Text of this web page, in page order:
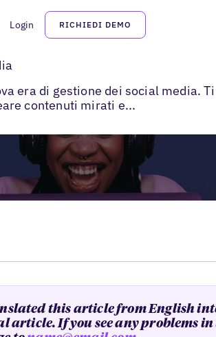
Login RICHIEDI DEMO
dei social media
era di gestione dei social media.
contenuti mirati e...
this article from English
article. If you see any problems in